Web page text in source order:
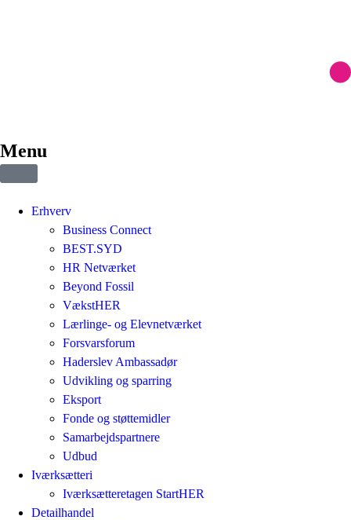
Menu
Erhverv
Business Connect
BEST.SYD
HR Netværket
Beyond Fossil
VækstHER
Lærlinge- og Elevnetværket
Forsvarsforum
Haderslev Ambassadør
Udvikling og sparring
Eksport
Fonde og støttemidler
Samarbejdspartnere
Udbud
Iværksætteri
Iværksætteretagen StartHER
Detailhandel